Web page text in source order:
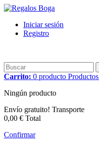
Iniciar sesión
Registro
Carrito: 0 producto Productos
Ningún producto
Envío gratuito! Transporte
0,00 € Total
Confirmar